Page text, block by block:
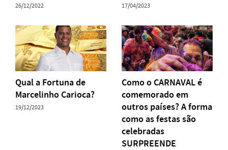
26/12/2022 17/04/2023
Qual a Fortuna de
Marcelinho Carioca?
19/12/2023
Como o CARNAVAL é
comemorado em
outros países? A forma
como as festas são
celebradas
SURPREENDE